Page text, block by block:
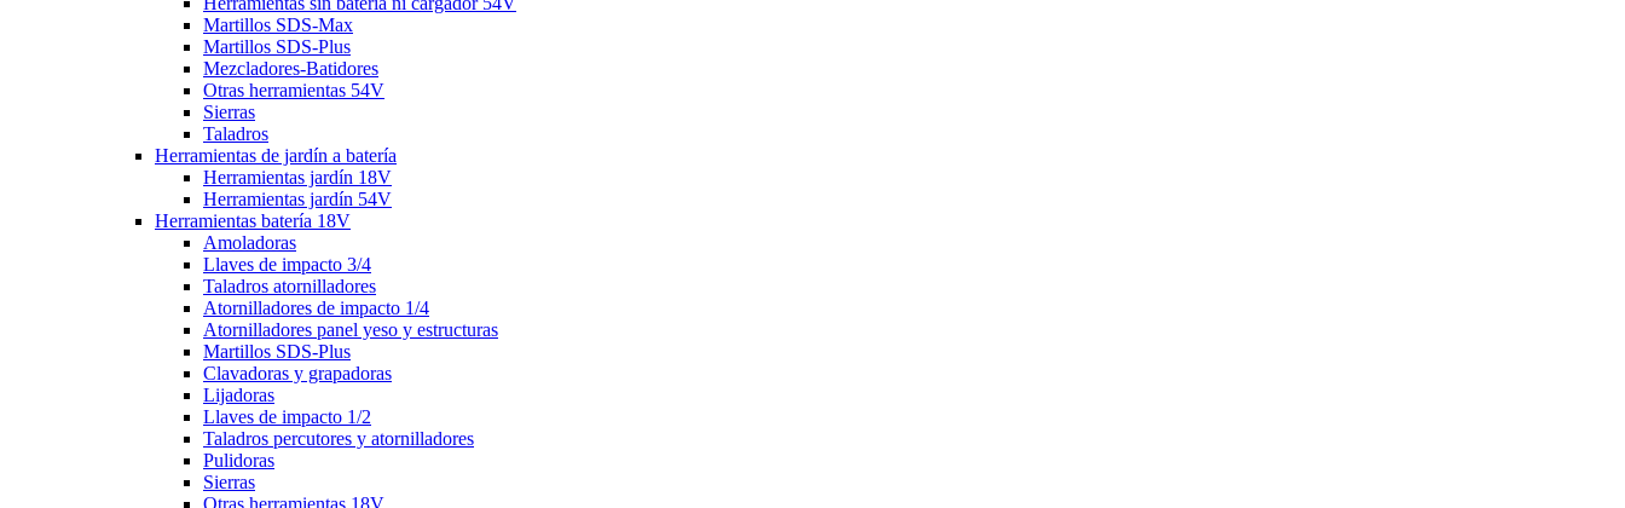
Martillos SDS-Max
Martillos SDS-Plus
Mezcladores-Batidores
Otras herramientas 54V
Sierras
Taladros
Herramientas de jardín a batería
Herramientas jardín 18V
Herramientas jardín 54V
Herramientas batería 18V
Amoladoras
Llaves de impacto 3/4
Taladros atornilladores
Atornilladores de impacto 1/4
Atornilladores panel yeso y estructuras
Martillos SDS-Plus
Clavadoras y grapadoras
Lijadoras
Llaves de impacto 1/2
Taladros percutores y atornilladores
Pulidoras
Sierras
Otras herramientas 18V